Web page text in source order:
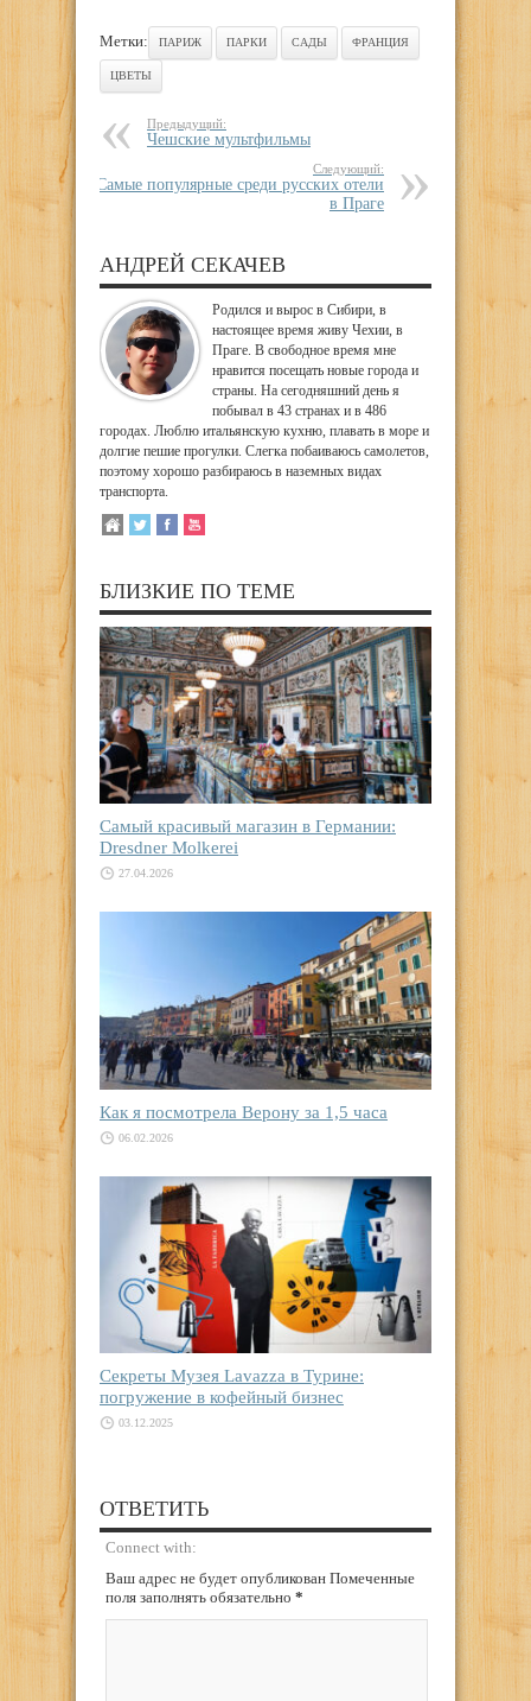
Метки: ПАРИЖ ПАРКИ САДЫ ФРАНЦИЯ
ЦВЕТЫ
Предыдущий:
Чешские мультфильмы
Следующий:
Самые популярные среди русских отели
в Праге
АНДРЕЙ СЕКАЧЕВ
Родился и вырос в Сибири, в
настоящее время живу Чехии, в
Праге. В свободное время мне
нравится посещать новые города и
страны. На сегодняшний день я
побывал в 43 странах и в 486
городах. Люблю итальянскую кухню, плавать в море и
долгие пешие прогулки. Слегка побаиваюсь самолетов,
поэтому хорошо разбираюсь в наземных видах
транспорта.
БЛИЗКИЕ ПО ТЕМЕ
Самый красивый магазин в Германии:
Dresdner Molkerei
27.04.2026
Как я посмотрела Верону за 1,5 часа
06.02.2026
Секреты Музея Lavazza в Турине:
погружение в кофейный бизнес
03.12.2025
ОТВЕТИТЬ
Connect with:
Ваш адрес не будет опубликован Помеченные
поля заполнять обязательно *